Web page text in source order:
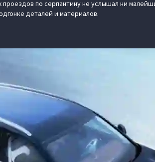
по серпантину не услышал ни
деталей и материалов.